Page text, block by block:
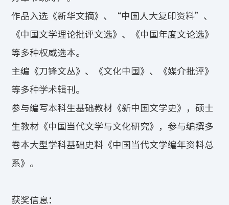
作品入选《新华文摘》、“中国人大复印资料”、
《中国文学理论批评文选》、《中国年度文论选》
等多种权威选本。
主编《刀锋文丛》、《文化中国》、《媒介批评》
等多种学术辑刊。
参与编写本科生基础教材《新中国文学史》，硕士
生教材《中国当代文学与文化研究》，参与编撰多
卷本大型学科基础史料《中国当代文学编年资料总
系》。
获奖信息：